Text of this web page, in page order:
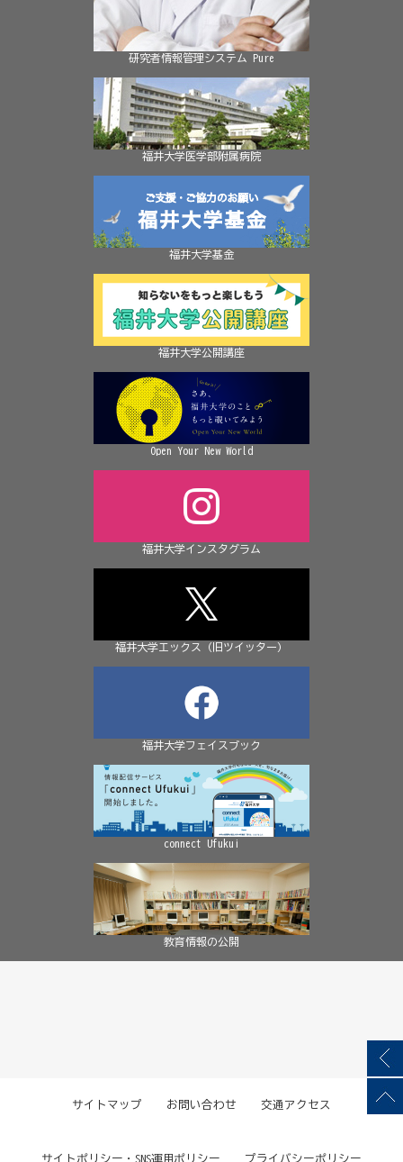
研究者情報管理システム Pure
福井大学医学部附属病院
福井大学基金
福井大学公開講座
Open Your New World
福井大学インスタグラム
福井大学エックス（旧ツイッター）
福井大学フェイスブック
connect Ufukui
教育情報の公開
サイトマップ お問い合わせ 交通アクセス
サイトポリシー・SNS運用ポリシー プライバシーポリシー